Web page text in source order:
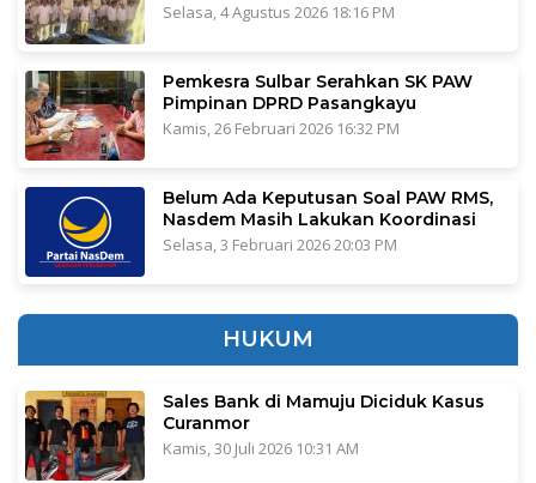
Selasa, 4 Agustus 2026 18:16 PM
Pemkesra Sulbar Serahkan SK PAW
Pimpinan DPRD Pasangkayu
Kamis, 26 Februari 2026 16:32 PM
Belum Ada Keputusan Soal PAW RMS,
Nasdem Masih Lakukan Koordinasi
Selasa, 3 Februari 2026 20:03 PM
HUKUM
Sales Bank di Mamuju Diciduk Kasus
Curanmor
Kamis, 30 Juli 2026 10:31 AM